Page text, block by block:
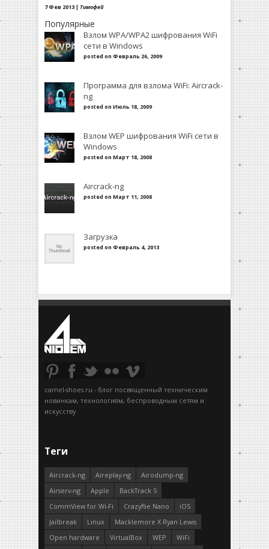
7 Фев 2013 | Тимофей
Популярные
Взлом WPA/WPA2 шифрования WiFi
сети в Windows
posted on Февраль 26, 2009
Программа для взлома WiFi: Aircrack-
ng
posted on Июль 18, 2009
Взлом WEP шифрования WiFi сети в
Windows
posted on Март 18, 2008
Aircrack-ng
posted on Март 11, 2008
Загрузка
posted on Февраль 4, 2013
camel-shoes.ru - блог посвященный техническим
новинкам, технологиям, беспроводным сетям и
искусству
Теги
Aircrack-ng Aireplay-ng
Airodump-ng
Airserv-ng
Apple
BackTrack 5
CommView for Wi-Fi
Crazyflie Nano
iOS
Jailbreak
Linux
Macklemore X Ryan Lewis
Open hardware
VirtualBox WEP
WiFi